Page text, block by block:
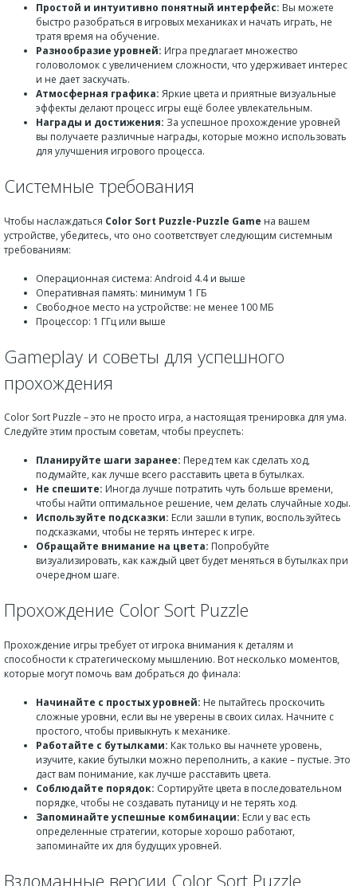
Простой и интуитивно понятный интерфейс: Вы можете
быстро разобраться в игровых механиках и начать играть, не
тратя время на обучение.
Разнообразие уровней: Игра предлагает множество
головоломок с увеличением сложности, что удерживает интерес
и не дает заскучать.
Атмосферная графика: Яркие цвета и приятные визуальные
эффекты делают процесс игры ещё более увлекательным.
Награды и достижения: За успешное прохождение уровней
вы получаете различные награды, которые можно использовать
для улучшения игрового процесса.
Системные требования
Чтобы наслаждаться Color Sort Puzzle-Puzzle Game на вашем
устройстве, убедитесь, что оно соответствует следующим системным
требованиям:
Операционная система: Android 4.4 и выше
Оперативная память: минимум 1 ГБ
Свободное место на устройстве: не менее 100 МБ
Процессор: 1 ГГц или выше
Gameplay и советы для успешного
прохождения
Color Sort Puzzle – это не просто игра, а настоящая тренировка для ума.
Следуйте этим простым советам, чтобы преуспеть:
Планируйте шаги заранее: Перед тем как сделать ход,
подумайте, как лучше всего расставить цвета в бутылках.
Не спешите: Иногда лучше потратить чуть больше времени,
чтобы найти оптимальное решение, чем делать случайные ходы.
Используйте подсказки: Если зашли в тупик, воспользуйтесь
подсказками, чтобы не терять интерес к игре.
Обращайте внимание на цвета: Попробуйте
визуализировать, как каждый цвет будет меняться в бутылках при
очередном шаге.
Прохождение Color Sort Puzzle
Прохождение игры требует от игрока внимания к деталям и
способности к стратегическому мышлению. Вот несколько моментов,
которые могут помочь вам добраться до финала:
Начинайте с простых уровней: Не пытайтесь проскочить
сложные уровни, если вы не уверены в своих силах. Начните с
простого, чтобы привыкнуть к механике.
Работайте с бутылками: Как только вы начнете уровень,
изучите, какие бутылки можно переполнить, а какие – пустые. Это
даст вам понимание, как лучше расставить цвета.
Соблюдайте порядок: Сортируйте цвета в последовательном
порядке, чтобы не создавать путаницу и не терять ход.
Запоминайте успешные комбинации: Если у вас есть
определенные стратегии, которые хорошо работают,
запоминайте их для будущих уровней.
Взломанные версии Color Sort Puzzle